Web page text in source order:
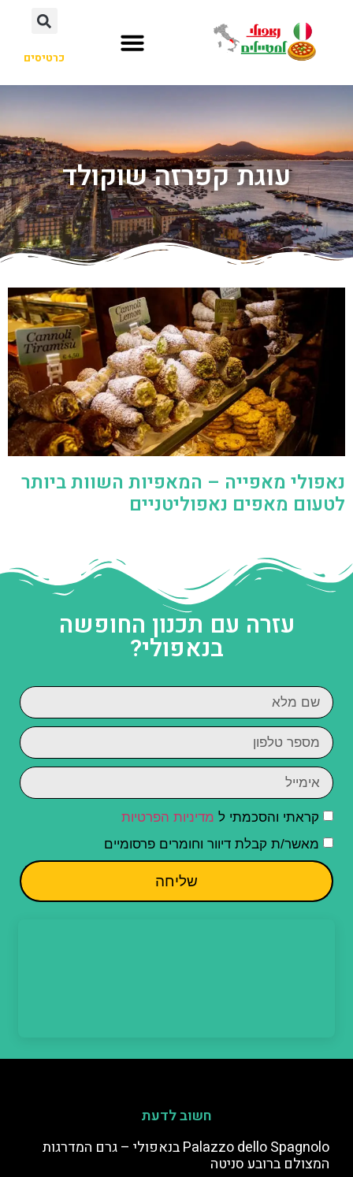
כרטיסים
עוגת קפרזה שוקולד
נאפולי מאפייה – המאפיות השוות ביותר
לטעום מאפים נאפוליטניים
עזרה עם תכנון החופשה
בנאפולי?
קראתי והסכמתי ל מדיניות הפרטיות
מאשר/ת קבלת דיוור וחומרים פרסומיים
שליחה
חשוב לדעת
Palazzo dello Spagnolo בנאפולי – גרם המדרגות
המצולם ברובע סניטה